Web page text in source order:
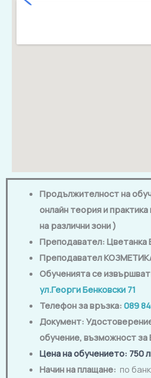
Продължителност на
онлайн теория и
на различни зони )
Преподавател: Цветанка
Преподавател
Обученията се
ул.Георги Бенковски 71
Телефон за връзка: 089
Документ:
обучение, възможност
Цена на обучението: 750
Начин на плащане: по